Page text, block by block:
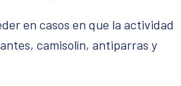
en casos en que la actividad
camisolín, antiparras y